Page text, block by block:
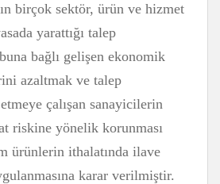
birçok sektör, ürün ve hizmet
yarattığı talep
bağlı gelişen ekonomik
azaltmak ve talep
çalışan sanayicilerin
riskine yönelik korunması
ürünlerin ithalatında ilave
karar verilmiştir.